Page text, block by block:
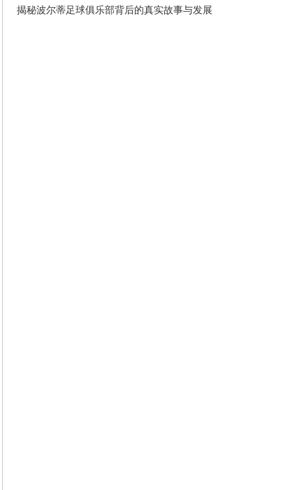
比
揭秘波尔蒂足球俱乐部背后的真实故事与发展